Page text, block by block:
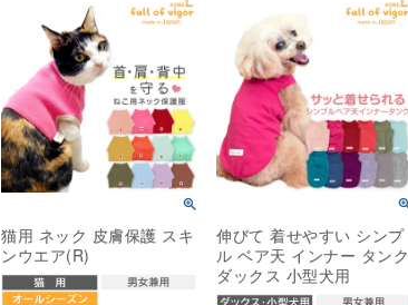
猫用 ネック 皮膚保護 スキ
ンウエア(R)
伸びて 着せやすい シンプ
ル ベア天 インナー タンク
ダックス 小型犬用